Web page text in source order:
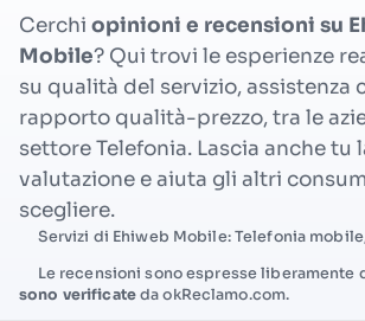
Cerchi opinioni e recensioni su
Mobile? Qui trovi le esperienze
su qualità del servizio, assistenza
rapporto qualità-prezzo, tra le
settore Telefonia. Lascia anche tu
valutazione e aiuta gli altri
scegliere.
Servizi di Ehiweb Mobile: Telefonia
Le recensioni sono espresse liberamente
sono verificateda okReclamo.com.